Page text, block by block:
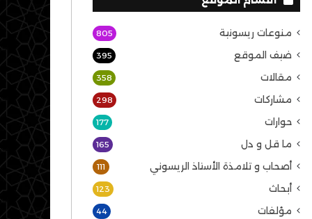
منوعات ريسونية 805
ضيف الموقع 395
مقالات 358
مشاركات 298
حوارات 177
ما قل و دل 165
أصحاب و تلامذة الأستاذ الريسوني 111
أبحاث 123
مؤلفات 44